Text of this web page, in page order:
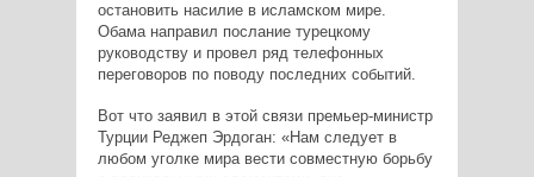
остановить насилие в исламском мире.
Обама направил послание турецкому
руководству и провел ряд телефонных
переговоров по поводу последних событий.
Вот что заявил в этой связи премьер-министр
Турции Реджеп Эрдоган: «Нам следует в
любом уголке мира вести совместную борьбу